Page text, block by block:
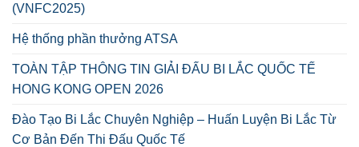
(VNFC2025)
Hệ thống phần thưởng ATSA
TOÀN TẬP THÔNG TIN GIẢI ĐẤU BI LẮC QUỐC TẾ
HONG KONG OPEN 2026
Đào Tạo Bi Lắc Chuyên Nghiệp – Huấn Luyện Bi Lắc Từ
Cơ Bản Đến Thi Đấu Quốc Tế